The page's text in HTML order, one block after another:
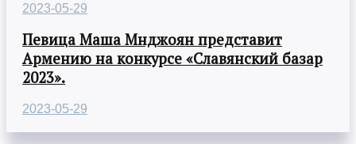
2023-05-29
Певица Маша Мнджоян представит
Армению на конкурсе «Славянский базар
2023».
2023-05-29